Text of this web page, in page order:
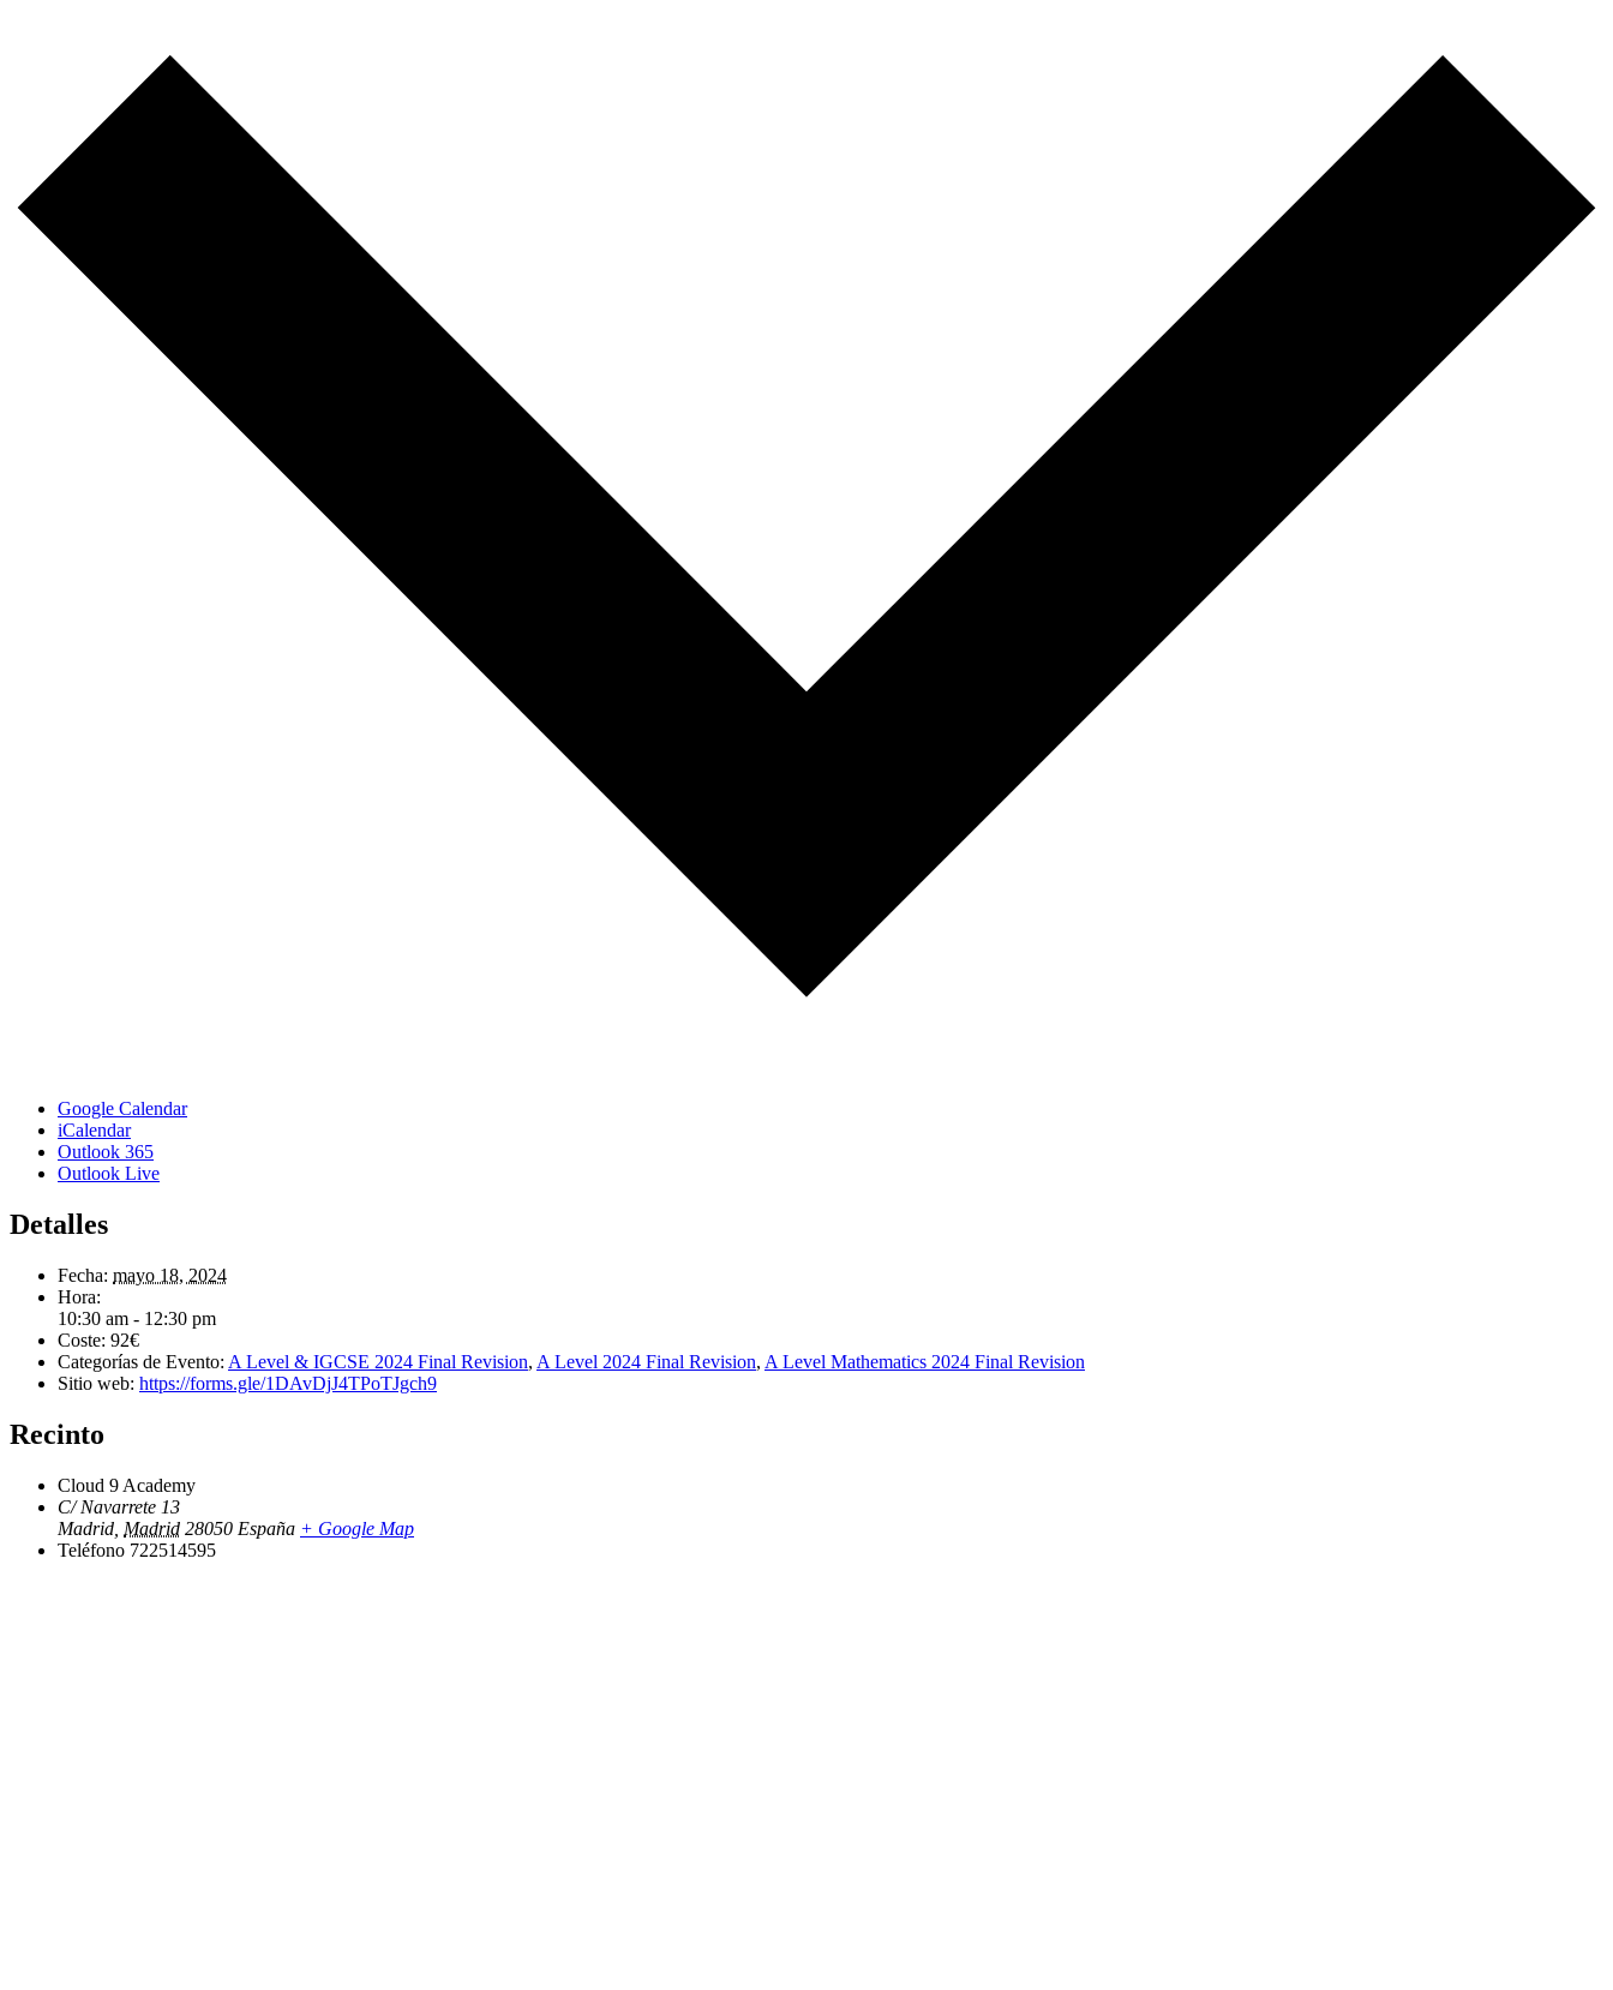
Google Calendar
iCalendar
Outlook 365
Outlook Live
Detalles
Fecha: mayo 18, 2024
Hora:
10:30 am - 12:30 pm
Coste: 92€
Categorías de Evento: A Level & IGCSE 2024 Final Revision, A Level 2024 Final Revision, A Level Mathematics 2024 Final Revision
Sitio web: https://forms.gle/1DAvDjJ4TPoTJgch9
Recinto
Cloud 9 Academy
C/ Navarrete 13
Madrid Madrid 28050 España + Google Map
Teléfono 722514595